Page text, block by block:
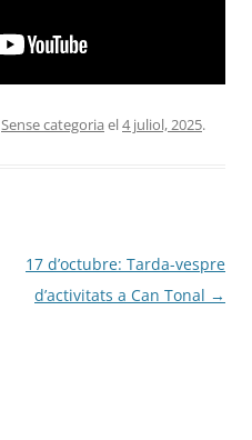
Sense categoria el4 juliol, 2025.
17 d’octubre: Tarda-vespre
d’activitats a Can Tonal →